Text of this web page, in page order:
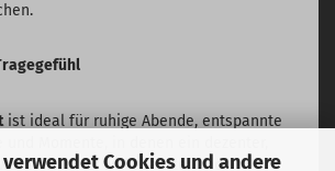
Cookies und andere
ist ideal für ruhige Abende, entspannte
ist. Er wirkt sanfter und